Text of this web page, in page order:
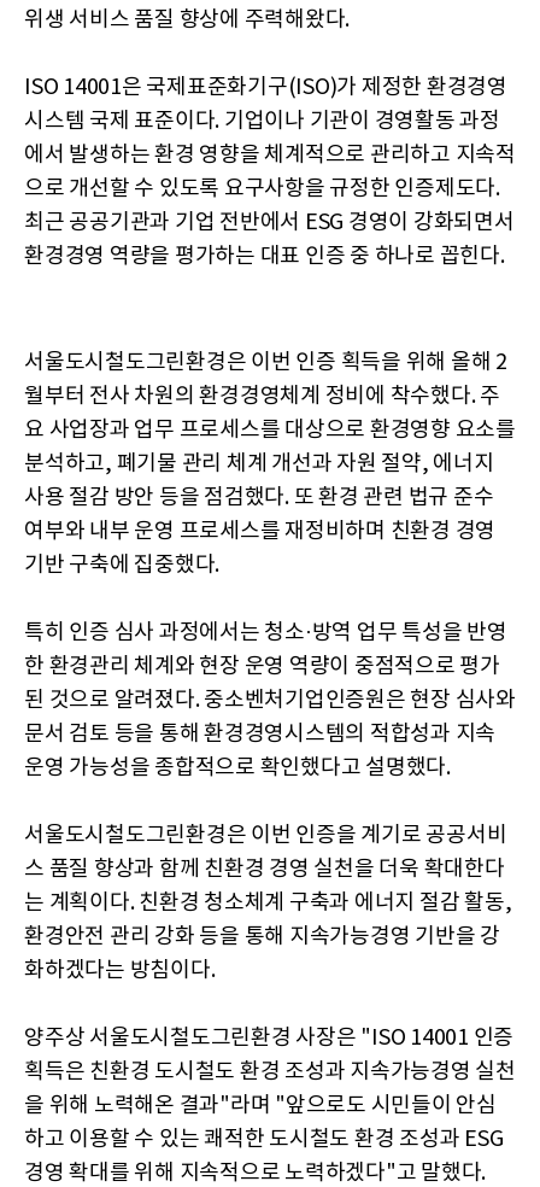
위생 서비스 품질 향상에 주력해왔다.
ISO 14001은 국제표준화기구(ISO)가 제정한 환경경영
시스템 국제 표준이다. 기업이나 기관이 경영활동 과정
에서 발생하는 환경 영향을 체계적으로 관리하고 지속적
으로 개선할 수 있도록 요구사항을 규정한 인증제도다.
최근 공공기관과 기업 전반에서 ESG 경영이 강화되면서
환경경영 역량을 평가하는 대표 인증 중 하나로 꼽힌다.
서울도시철도그린환경은 이번 인증 획득을 위해 올해 2
월부터 전사 차원의 환경경영체계 정비에 착수했다. 주
요 사업장과 업무 프로세스를 대상으로 환경영향 요소를
분석하고, 폐기물 관리 체계 개선과 자원 절약, 에너지
사용 절감 방안 등을 점검했다. 또 환경 관련 법규 준수
여부와 내부 운영 프로세스를 재정비하며 친환경 경영
기반 구축에 집중했다.
특히 인증 심사 과정에서는 청소·방역 업무 특성을 반영
한 환경관리 체계와 현장 운영 역량이 중점적으로 평가
된 것으로 알려졌다. 중소벤처기업인증원은 현장 심사와
문서 검토 등을 통해 환경경영시스템의 적합성과 지속
운영 가능성을 종합적으로 확인했다고 설명했다.
서울도시철도그린환경은 이번 인증을 계기로 공공서비
스 품질 향상과 함께 친환경 경영 실천을 더욱 확대한다
는 계획이다. 친환경 청소체계 구축과 에너지 절감 활동,
환경안전 관리 강화 등을 통해 지속가능경영 기반을 강
화하겠다는 방침이다.
양주상 서울도시철도그린환경 사장은 "ISO 14001 인증
획득은 친환경 도시철도 환경 조성과 지속가능경영 실천
을 위해 노력해온 결과"라며 "앞으로도 시민들이 안심
하고 이용할 수 있는 쾌적한 도시철도 환경 조성과 ESG
경영 확대를 위해 지속적으로 노력하겠다"고 말했다.